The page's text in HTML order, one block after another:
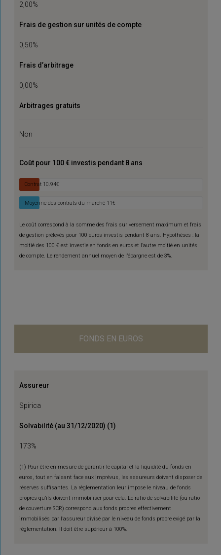
2,00%
Frais de gestion sur unités de compte
0,50%
Frais d’arbitrage
0,00%
Arbitrages gratuits
Non
Coût pour 100 € investis pendant 8 ans
Contrat 10.94€
Moyenne des contrats du marché 11€
Le coût correspond à la somme des frais sur versement maximum et frais
de gestion prélevés pour 100 euros investis pendant 8 ans. Hypothèses : la
moitié des 100 € est investie en fonds en euros et l’autre moitié en unités
de compte. Le rendement annuel moyen de l’épargne est de 3%.
FONDS EN EUROS
Assureur
Spirica
Solvabilité (au 31/12/2020) (1)
173%
(1) Pour être en mesure de garantir le capital et la liquidité du fonds en
euros, tout en faisant face aux imprévus, les assureurs doivent disposer de
réserves suffisantes. La règlementation leur impose le niveau de fonds
propres qu’ils doivent immobiliser pour cela. Le ratio de solvabilité (ou ratio
de couverture SCR) correspond aux fonds propres effectivement
immobilisés par l’assureur divisé par le niveau de fonds propre exigé par la
règlementation. Il doit être supérieur à 100%.